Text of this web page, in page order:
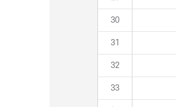
30
31
32
33